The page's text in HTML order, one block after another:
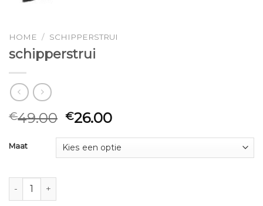
HOME / SCHIPPERSTRUI
schipperstrui
€49.00 €26.00
Maat
schipperstrui aantal